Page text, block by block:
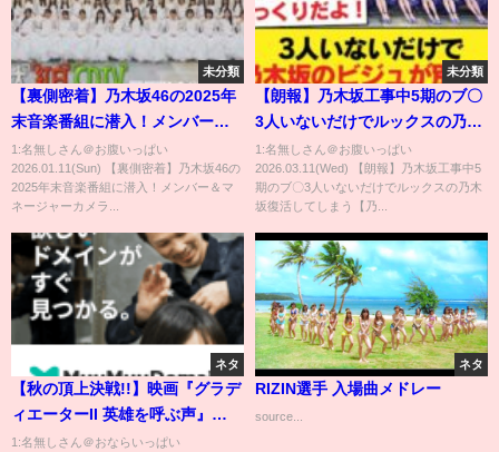
未分類
【裏側密着】乃木坂46の2025年
末音楽番組に潜入！メンバー＆
マネージャーカメラ📸
1:名無しさん＠お腹いっぱい
2026.01.11(Sun) 【裏側密着】乃木坂46の
2025年末音楽番組に潜入！メンバー＆マ
ネージャーカメラ...
未分類
【朗報】乃木坂工事中5期のブ〇
3人いないだけでルックスの乃木
坂復活してしまう【乃木坂46】
1:名無しさん＠お腹いっぱい
2026.03.11(Wed) 【朗報】乃木坂工事中5
期のブ〇3人いないだけでルックスの乃木
坂復活してしまう【乃...
ネタ
【秋の頂上決戦!!】映画『グラデ
ィエーターII 英雄を呼ぶ声』
Presents KING OF PRO-
1:名無しさん＠おならいっぱい
ネタ
RIZIN選手 入場曲メドレー
source...